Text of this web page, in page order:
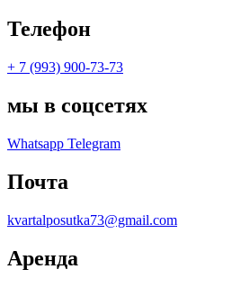
Телефон
+ 7 (993) 900-73-73
мы в соцсетях
Whatsapp Telegram
Почта
kvartalposutka73@gmail.com
Аренда